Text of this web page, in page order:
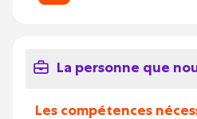
La personne que
Les compétences